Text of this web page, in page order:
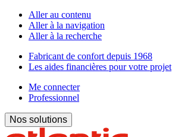
Aller au contenu
Aller à la navigation
Aller à la recherche
Fabricant de confort depuis 1968
Les aides financières pour votre projet
Me connecter
Professionnel
Nos solutions